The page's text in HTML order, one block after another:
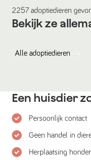
2257 adoptiedieren
Bekijk ze
Alle adoptiedieren
Een huisdier
Persoonlijk contact
Geen handel in
Herplaatsing